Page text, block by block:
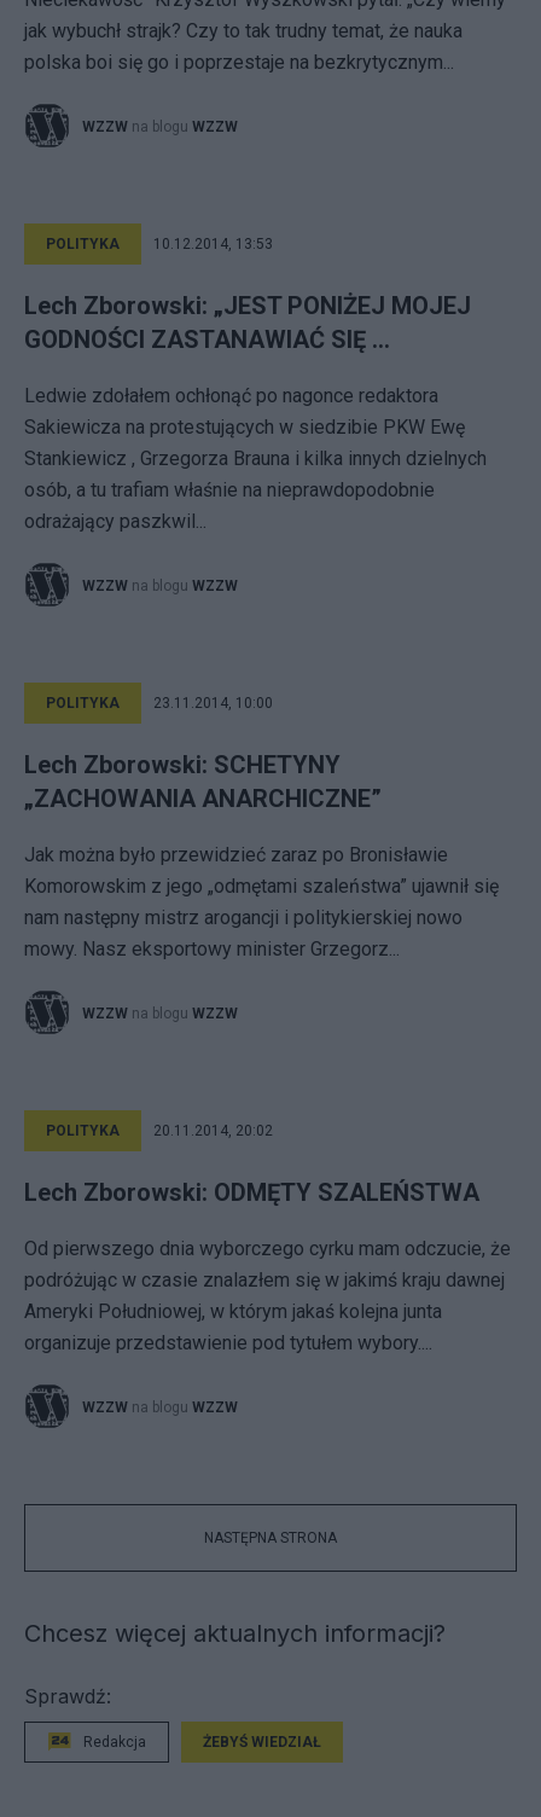
jak wybuchł strajk? Czy to tak trudny temat, że nauka
polska boi się go i poprzestaje na bezkrytycznym...
WZZW na blogu WZZW
POLITYKA 10.12.2014, 13:53
Lech Zborowski: „JEST PONIŻEJ MOJEJ
GODNOŚCI ZASTANAWIAĆ SIĘ ...
Ledwie zdołałem ochłonąć po nagonce redaktora
Sakiewicza na protestujących w siedzibie PKW Ewę
Stankiewicz , Grzegorza Brauna i kilka innych dzielnych
osób, a tu trafiam właśnie na nieprawdopodobnie
odrażający paszkwil...
WZZW na blogu WZZW
POLITYKA 23.11.2014, 10:00
Lech Zborowski: SCHETYNY
„ZACHOWANIA ANARCHICZNE”
Jak można było przewidzieć zaraz po Bronisławie
Komorowskim z jego „odmętami szaleństwa” ujawnił się
nam następny mistrz arogancji i politykierskiej nowo
mowy. Nasz eksportowy minister Grzegorz...
WZZW na blogu WZZW
POLITYKA 20.11.2014, 20:02
Lech Zborowski: ODMĘTY SZALEŃSTWA
Od pierwszego dnia wyborczego cyrku mam odczucie, że
podróżując w czasie znalazłem się w jakimś kraju dawnej
Ameryki Południowej, w którym jakaś kolejna junta
organizuje przedstawienie pod tytułem wybory....
WZZW na blogu WZZW
NASTĘPNA STRONA
Chcesz więcej aktualnych informacji?
Sprawdź:
Redakcja ŻEBYŚ WIEDZIAŁ